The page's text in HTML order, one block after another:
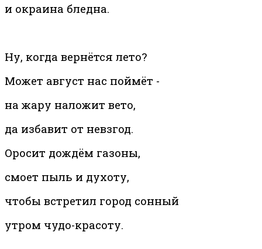
и окраина бледна.
Ну, когда вернётся лето?
Может август нас поймёт -
на жару наложит вето,
да избавит от невзгод.
Оросит дождём газоны,
смоет пыль и духоту,
чтобы встретил город сонный
утром чудо-красоту.